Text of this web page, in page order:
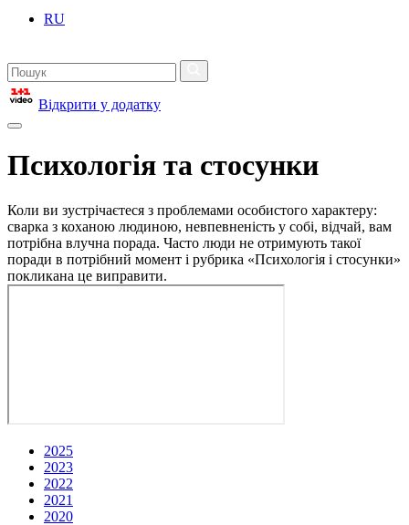
RU
Відкрити у додатку
Психологія та стосунки
Коли ви зустрічаєтеся з проблемами особистого характеру:
сварка з коханою людиною, невпевненість у собі, відчай, вам
потрібна влучна порада. Часто люди не отримують такої
поради в потрібний момент і рубрика «Психологія і стосунки»
покликана це виправити.
2025
2023
2022
2021
2020